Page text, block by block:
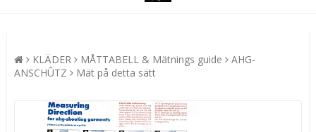
KLÄDER MÅTTABELL & Mätnings guide
AHG-
ANSCHÛTZ
Mät på detta sätt